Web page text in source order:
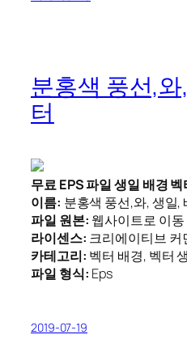
분홍색 풍선,
터
무료 EPS 파일 생일 배경
이름: 분홍색 풍선,와, 생일,
파일 원본: 웹사이트로 이동
라이센스: 크리에이티브 커
카테고리: 벡터 배경, 벡터
파일 형식: Eps
2019-07-19